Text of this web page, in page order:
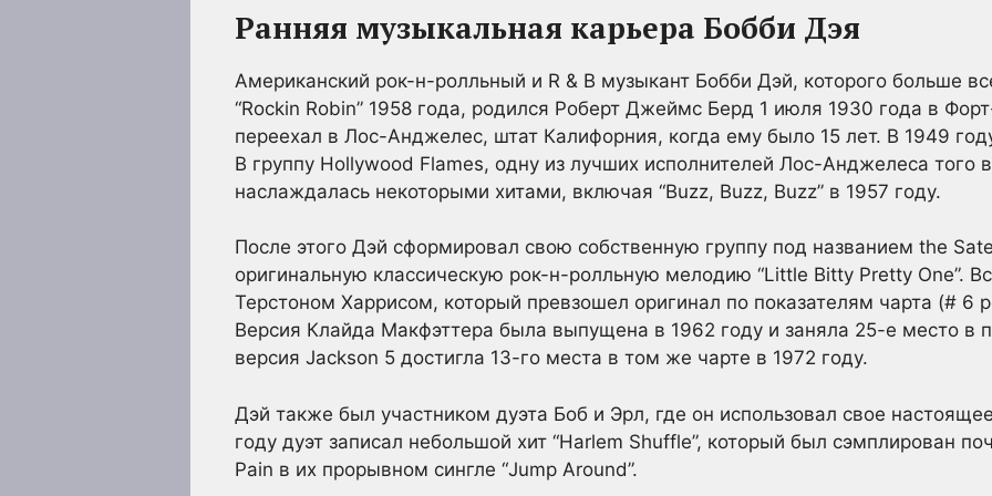
Ранняя музыкальная карьера Бобби Дэя
Американский рок-н-ролльный и R & B музыкант Бобби Дэй, которого больше
“Rockin Robin” 1958 года, родился Роберт Джеймс Берд 1 июля 1930 года в
переехал в Лос-Анджелес, штат Калифорния, когда ему было 15 лет. В 1949
B группу Hollywood Flames, одну из лучших исполнителей Лос-Анджелеса того
наслаждалась некоторыми хитами, включая “Buzz, Buzz, Buzz” в 1957 году.
После этого Дэй сформировал свою собственную группу под названием the
оригинальную классическую рок-н-ролльную мелодию “Little Bitty Pretty One”.
Терстоном Харрисом, который превзошел оригинал по показателям чарта (# 6
Версия Клайда Макфэттера была выпущена в 1962 году и заняла 25-е место в
версия Jackson 5 достигла 13-го места в том же чарте в 1972 году.
Дэй также был участником дуэта Боб и Эрл, где он использовал свое
году дуэт записал небольшой хит “Harlem Shuffle”, который был сэмплирован
Pain в их прорывном сингле “Jump Around”.